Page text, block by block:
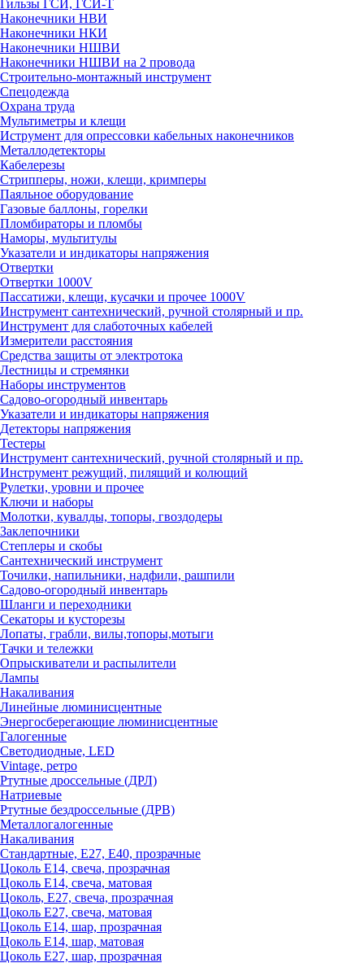
Гильзы ГСИ, ГСИ-Т
Наконечники НВИ
Наконечники НКИ
Наконечники НШВИ
Наконечники НШВИ на 2 провода
Строительно-монтажный инструмент
Спецодежда
Охрана труда
Мультиметры и клещи
Иструмент для опрессовки кабельных наконечников
Металлодетекторы
Кабелерезы
Стрипперы, ножи, клещи, кримперы
Паяльное оборудование
Газовые баллоны, горелки
Пломбираторы и пломбы
Наморы, мультитулы
Указатели и индикаторы напряжения
Отвертки
Отвертки 1000V
Пассатижи, клещи, кусачки и прочее 1000V
Инструмент сантехнический, ручной столярный и пр.
Инструмент для слаботочных кабелей
Измерители расстояния
Средства защиты от электротока
Лестницы и стремянки
Наборы инструментов
Садово-огородный инвентарь
Указатели и индикаторы напряжения
Детекторы напряжения
Тестеры
Инструмент сантехнический, ручной столярный и пр.
Инструмент режущий, пилящий и колющий
Рулетки, уровни и прочее
Ключи и наборы
Молотки, кувалды, топоры, гвоздодеры
Заклепочники
Степлеры и скобы
Сантехнический инструмент
Точилки, напильники, надфили, рашпили
Садово-огородный инвентарь
Шланги и переходники
Секаторы и кусторезы
Лопаты, грабли, вилы,топоры,мотыги
Тачки и тележки
Опрыскиватели и распылители
Лампы
Накаливания
Линейные люминисцентные
Энергосберегающие люминисцентные
Галогенные
Светодиодные, LED
Vintage, ретро
Ртутные дроссельные (ДРЛ)
Натриевые
Ртутные бездроссельные (ДРВ)
Металлогалогенные
Накаливания
Стандартные, Е27, Е40, прозрачные
Цоколь Е14, свеча, прозрачная
Цоколь Е14, свеча, матовая
Цоколь, Е27, свеча, прозрачная
Цоколь Е27, свеча, матовая
Цоколь Е14, шар, прозрачная
Цоколь Е14, шар, матовая
Цоколь Е27, шар, прозрачная